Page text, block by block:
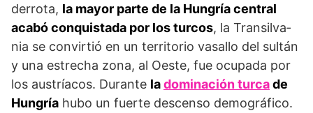
derrota, la mayor parte de la Hungría central
acabó conquistada por los turcos, la Transilva­
nia se convirtió en un territorio vasallo del sultán
y una estre­cha zona, al Oeste, fue ocupada por
los austríacos. Durante ladominación turcade
Hungría hubo un fuerte descenso demográfico.